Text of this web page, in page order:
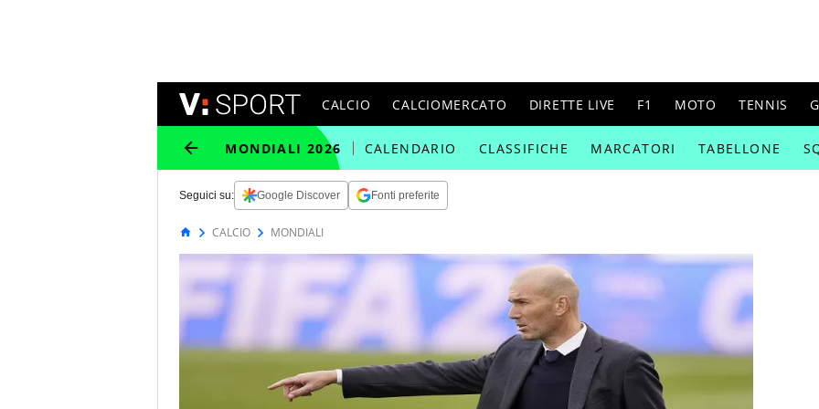
CALCIO CALCIOMERCATO DIRETTE LIVE F1 MOTO TENNIS
MONDIALI 2026 CALENDARIO CLASSIFICHE MARCATORI TABELLONE
Seguici su: Google Discover Fonti preferite
CALCIO MONDIALI